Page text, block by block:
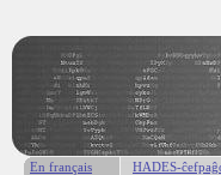
HADES-
En français